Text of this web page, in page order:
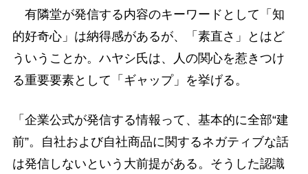
有隣堂が発信する内容のキーワードとして「知
的好奇心」は納得感があるが、「素直さ」とはど
ういうことか。ハヤシ氏は、人の関心を惹きつけ
る重要要素として「ギャップ」を挙げる。
「企業公式が発信する情報って、基本的に全部“建
前”。自社および自社商品に関するネガティブな話
は発信しないという大前提がある。そうした認識